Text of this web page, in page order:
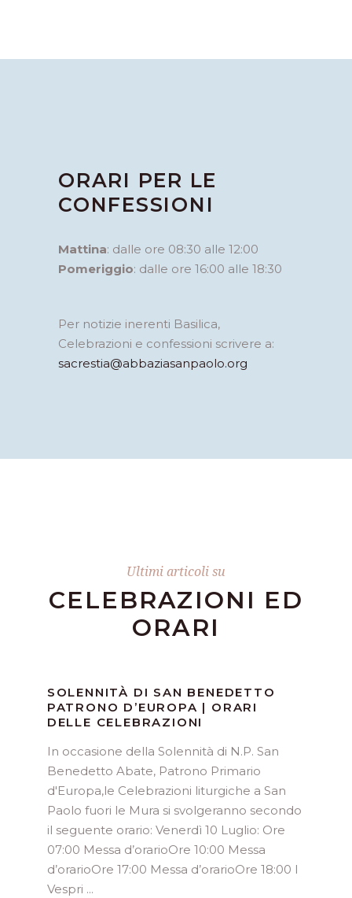
ORARI PER LE
CONFESSIONI
Mattina: dalle ore 08:30 alle 12:00
Pomeriggio: dalle ore 16:00 alle 18:30
Per notizie inerenti Basilica,
Celebrazioni e confessioni scrivere a:
sacrestia@abbaziasanpaolo.org
Ultimi articoli su
CELEBRAZIONI ED
ORARI
SOLENNITÀ DI SAN BENEDETTO
PATRONO D’EUROPA | ORARI
DELLE CELEBRAZIONI
In occasione della Solennità di N.P. San
Benedetto Abate, Patrono Primario
d'Europa,le Celebrazioni liturgiche a San
Paolo fuori le Mura si svolgeranno secondo
il seguente orario: Venerdì 10 Luglio: Ore
07:00 Messa d’orarioOre 10:00 Messa
d’orarioOre 17:00 Messa d’orarioOre 18:00 I
Vespri